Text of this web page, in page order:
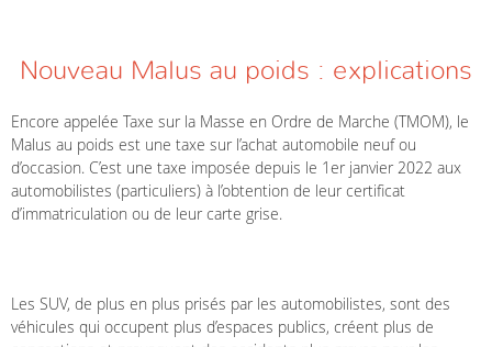
Nouveau Malus au poids : explications
Encore appelée Taxe sur la Masse en Ordre de Marche (TMOM), le
Malus au poids est une taxe sur l’achat automobile neuf ou
d’occasion. C’est une taxe imposée depuis le 1er janvier 2022 aux
automobilistes (particuliers) à l’obtention de leur certificat
d’immatriculation ou de leur carte grise.
Les SUV, de plus en plus prisés par les automobilistes, sont des
véhicules qui occupent plus d’espaces publics, créent plus de